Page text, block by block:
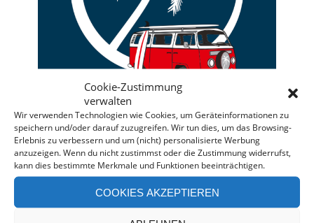
Cookie-Zustimmung
verwalten
Wir verwenden Technologien wie Cookies, um Geräteinformationen zu
speichern und/oder darauf zuzugreifen. Wir tun dies, um das Browsing-
Erlebnis zu verbessern und um (nicht) personalisierte Werbung
anzuzeigen. Wenn du nicht zustimmst oder die Zustimmung widerrufst,
kann dies bestimmte Merkmale und Funktionen beeinträchtigen.
COOKIES AKZEPTIEREN
Deine individuelle Beratung bei der Campermiete
in Deutschland und Europa.
Bei einer Anfrage über diesen Banner erhältst Du